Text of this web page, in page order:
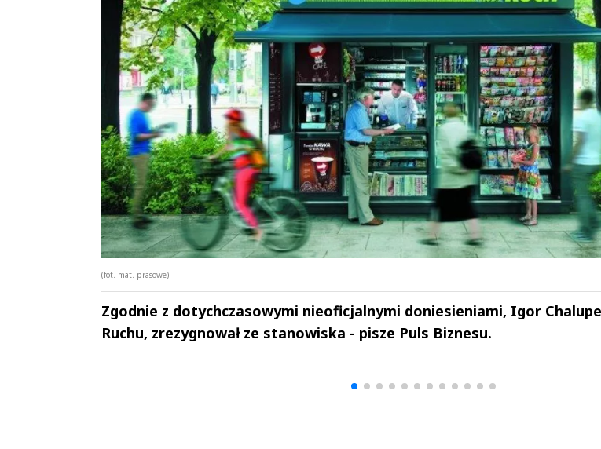
(fot. mat. prasowe)
Zgodnie z dotychczasowymi nieoficjalnymi doniesieniami, Igor
Ruchu, zrezygnował ze stanowiska - pisze Puls Biznesu.
Andrzej i Marta
Marta i Andrzej